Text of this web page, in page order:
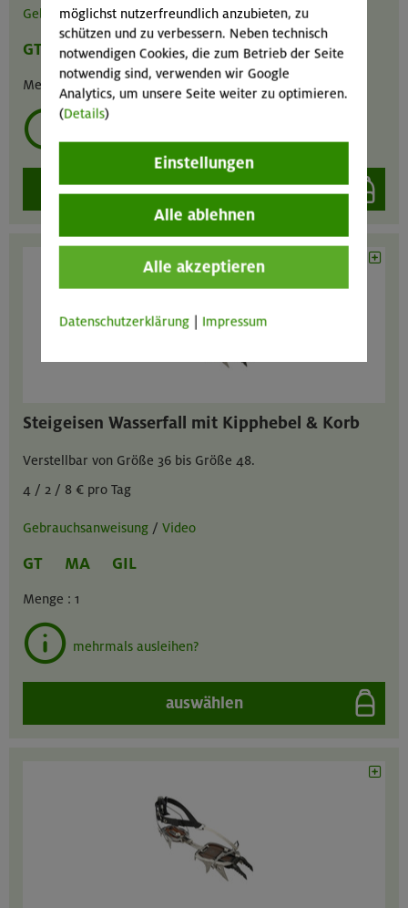
Gebrauchsanweisung/Video
GT MA GIL
Menge :
auswählen
Steigeisen Wasserfall mit Kipphebel & Korb
Verstellbar von Größe 36 bis Größe 48.
4 / 2 / 8 € pro Tag
Gebrauchsanweisung / Video
GT MA GIL
Menge : 1
mehrmals ausleihen?
auswählen
möglichst nutzerfreundlich anzubieten, zu
schützen und zu verbessern. Neben technisch
notwendigen Cookies, die zum Betrieb der Seite
notwendig sind, verwenden wir Google
Analytics, um unsere Seite weiter zu optimieren.
(Details)
Einstellungen
Alle ablehnen
Alle akzeptieren
Datenschutzerklärung Impressum